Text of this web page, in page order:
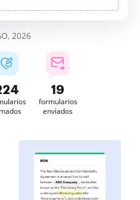
2026
19
formularios
enviados